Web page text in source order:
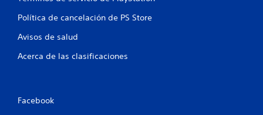
Política de cancelación de PS Store
Avisos de salud
Acerca de las clasificaciones
Facebook